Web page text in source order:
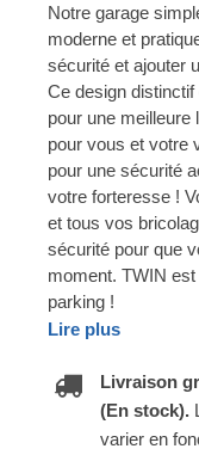
Notre garage
moderne et
sécurité et ajouter
Ce design
pour une meilleure
pour vous et votre
pour une sécurité
votre forteresse !
et tous vos
sécurité pour que
moment. TWIN
parking !
Lire plus
Livraison
(En stock).
varier en